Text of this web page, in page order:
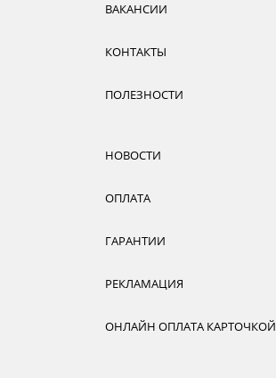
ВАКАНСИИ
КОНТАКТЫ
ПОЛЕЗНОСТИ
НОВОСТИ
ОПЛАТА
ГАРАНТИИ
РЕКЛАМАЦИЯ
ОНЛАЙН ОПЛАТА КАРТОЧКОЙ